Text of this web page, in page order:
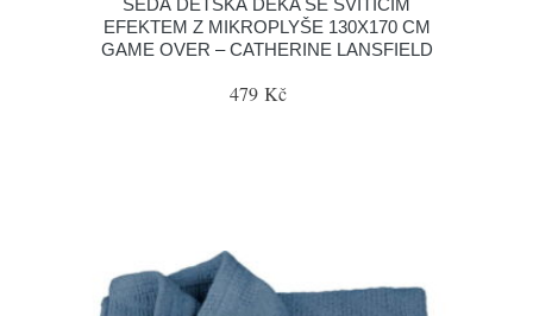
ŠEDÁ DĚTSKÁ DEKA SE SVÍTÍCÍM
EFEKTEM Z MIKROPLYŠE 130X170 CM
GAME OVER – CATHERINE LANSFIELD
479 Kč